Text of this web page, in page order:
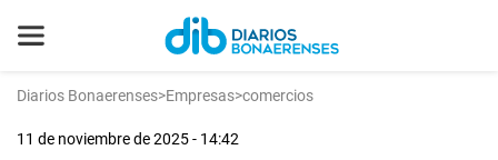
Diarios Bonaerenses>Empresas>comercios
11 de noviembre de 2025 - 14:42